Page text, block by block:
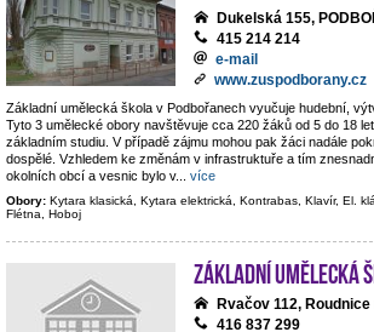
Dukelská 155,
415 214 214
e-mail
www.zuspodborany.cz
Základní umělecká škola v Podbořanech vyučuje hudební,
Tyto 3 umělecké obory navštěvuje cca 220 žáků od 5 do 18
základním studiu. V případě zájmu mohou pak žáci nadále
dospělé. Vzhledem ke změnám v infrastruktuře a tím
okolních obcí a vesnic bylo v... více
Obory: Kytara klasická, Kytara elektrická, Kontrabas, Klavír, El.
Flétna, Hoboj
Základní umělecká
Rvačov 112,
416 837 299